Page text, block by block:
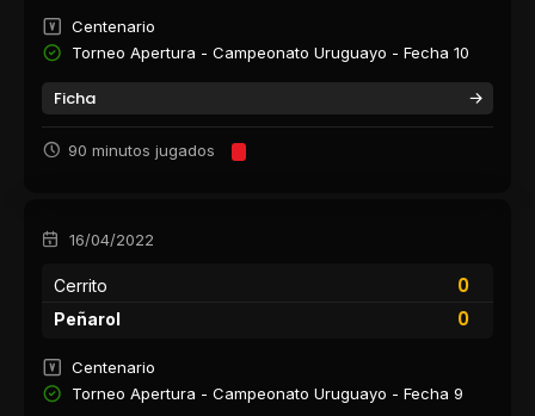
Centenario
Torneo Apertura - Campeonato Uruguayo - Fecha 10
Ficha
90 minutos jugados
16/04/2022
Cerrito
0
0
Peñarol
Centenario
Torneo Apertura - Campeonato Uruguayo - Fecha 9